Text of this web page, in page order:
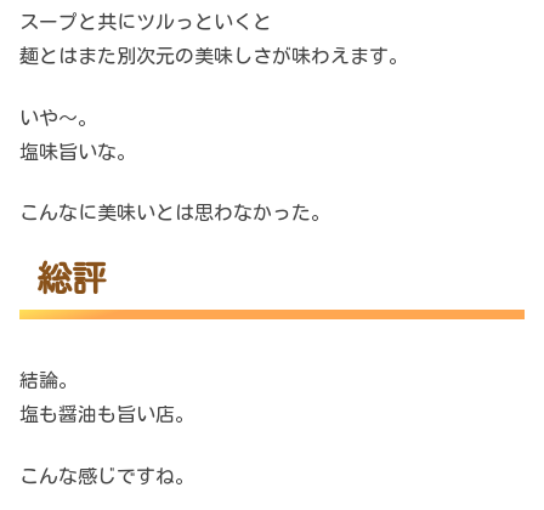
スープと共にツルっといくと
麺とはまた別次元の美味しさが味わえます。
いや～。
塩味旨いな。
こんなに美味いとは思わなかった。
総評
結論。
塩も醤油も旨い店。
こんな感じですね。